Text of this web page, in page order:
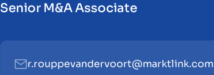
Senior M&A Associate
r.rouppevandervoort@marktlink.com